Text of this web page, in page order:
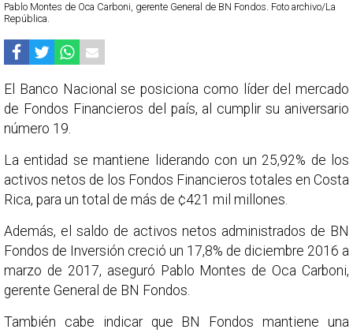
Pablo Montes de Oca Carboni, gerente General de BN Fondos. Foto archivo/La
República.
El Banco Nacional se posiciona como líder del mercado
de Fondos Financieros del país, al cumplir su aniversario
número 19.
La entidad se mantiene liderando con un 25,92% de los
activos netos de los Fondos Financieros totales en Costa
Rica, para un total de más de ¢421 mil millones.
Además, el saldo de activos netos administrados de BN
Fondos de Inversión creció un 17,8% de diciembre 2016 a
marzo de 2017, aseguró Pablo Montes de Oca Carboni,
gerente General de BN Fondos.
También cabe indicar que BN Fondos mantiene una